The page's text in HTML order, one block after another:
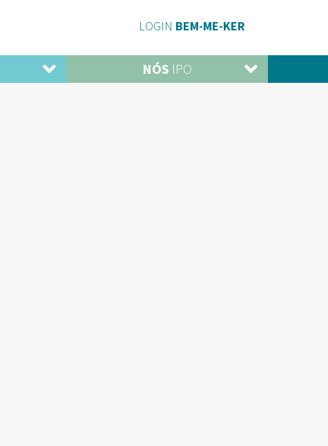
LOGIN BEM-ME-KER
NÓS IPO